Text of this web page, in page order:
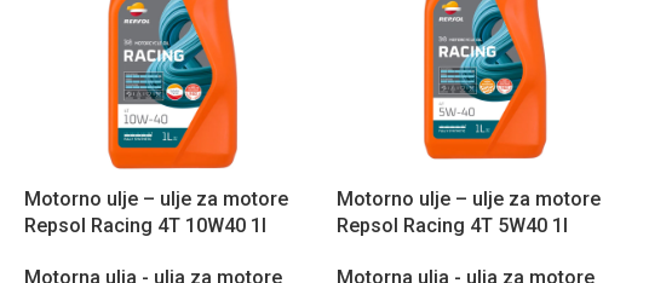
Motorno ulje – ulje za motore
Repsol Racing 4T 10W40 1l
Motorna ulja - ulja za motore
Motorno ulje – ulje za motore
Repsol Racing 4T 5W40 1l
Motorna ulja - ulja za motore